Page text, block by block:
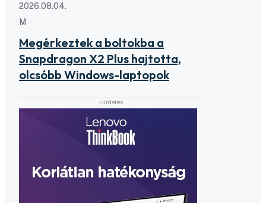
2026.08.04.
M
Megérkeztek a boltokba a
Snapdragon X2 Plus hajtotta,
olcsóbb Windows-laptopok